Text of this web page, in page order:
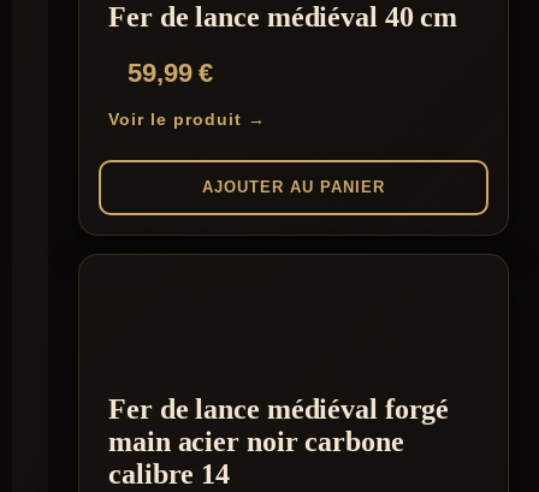
Fer de lance médiéval 40 cm
59,99€
Voir le produit →
AJOUTER AU PANIER
Fer de lance médiéval forgé
main acier noir carbone
calibre 14